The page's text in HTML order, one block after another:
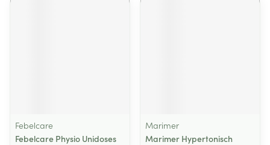
Febelcare
Febelcare Physio Unidoses
Marimer
Marimer Hypertonisch